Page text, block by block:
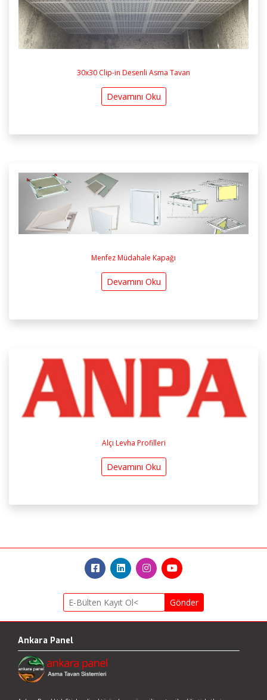
30x30 Clip-in Desenli Asma Tavan
Devamını Oku
Menfez Müdahale Kapağı
Devamını Oku
Alçı Levha Profilleri
Devamını Oku
Gönder
Ankara Panel